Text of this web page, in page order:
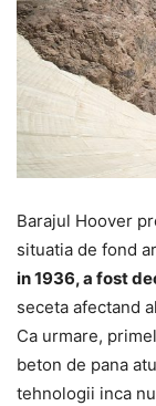
Barajul Hoover
situatia de fond
in 1936, a fost
seceta afectand
Ca urmare,
beton de pana
tehnologii inca